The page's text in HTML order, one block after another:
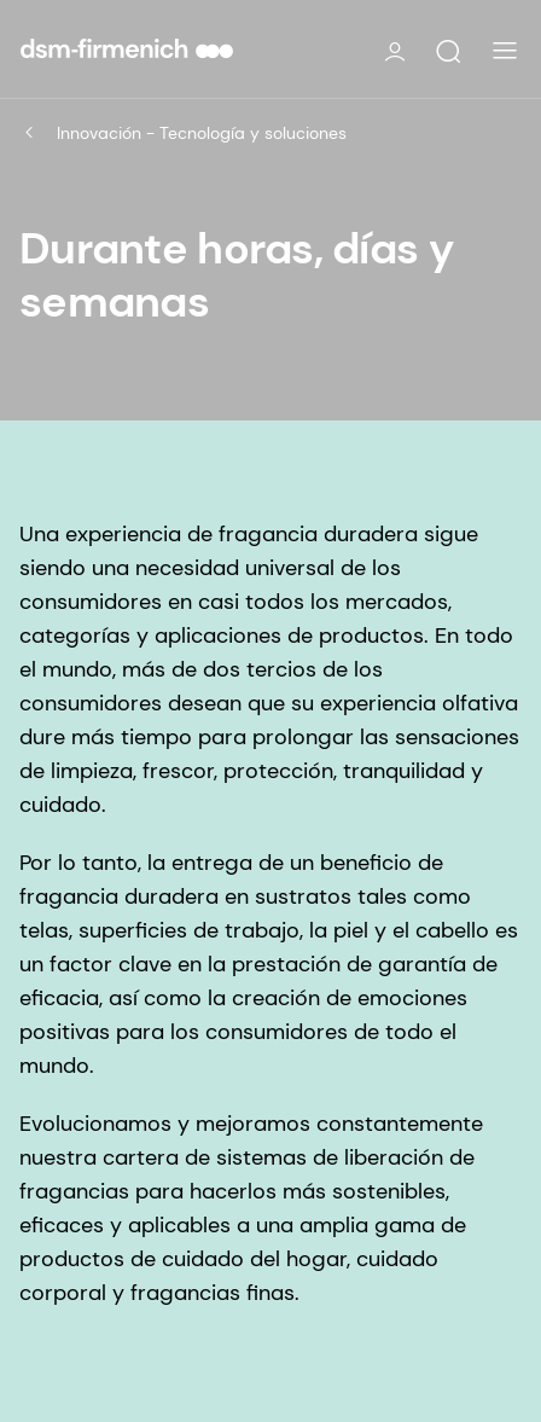
Innovación - Tecnología y soluciones
Durante horas, días y
semanas
Una experiencia de fragancia duradera sigue
siendo una necesidad universal de los
consumidores en casi todos los mercados,
categorías y aplicaciones de productos. En todo
el mundo, más de dos tercios de los
consumidores desean que su experiencia olfativa
dure más tiempo para prolongar las sensaciones
de limpieza, frescor, protección, tranquilidad y
cuidado.
Por lo tanto, la entrega de un beneficio de
fragancia duradera en sustratos tales como
telas, superficies de trabajo, la piel y el cabello es
un factor clave en la prestación de garantía de
eficacia, así como la creación de emociones
positivas para los consumidores de todo el
mundo.
Evolucionamos y mejoramos constantemente
nuestra cartera de sistemas de liberación de
fragancias para hacerlos más sostenibles,
eficaces y aplicables a una amplia gama de
productos de cuidado del hogar, cuidado
corporal y fragancias finas.